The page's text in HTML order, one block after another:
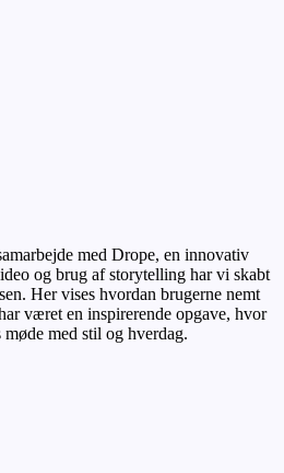
med Drope, en innovativ
og brug af storytelling har vi skabt
Her vises hvordan brugerne nemt
været en inspirerende opgave, hvor
med stil og hverdag.